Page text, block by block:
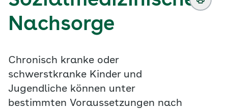
Nachsorge
Chronisch kranke oder
schwerstkranke Kinder und
Jugendliche können unter
bestimmten Voraussetzungen nach